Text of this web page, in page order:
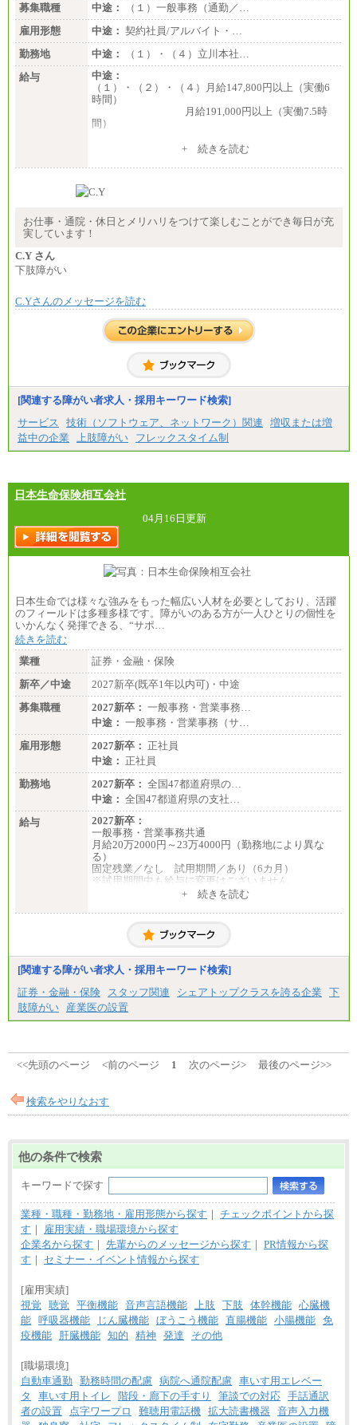
＜有期社員コース＞
■(株)JTBビジネストランスフォーム
有期契約職 月給185,000～195,000円
※詳細はJTBキャリアサイトよりご確認ください。
■(株)JTBパブリッシング ※2027年新卒募集終了
総合職 月給241,000円
中途：
①月給227,000円以上
②月給212,000円以上
③月給172,500円以上
⑤月給20万円～25万円
⑧～⑮月給200,000円〜月給400,000円
⑯月給185,000円以上
⑱月給212,000円以上
㉓月給224,500円以上
※全コース共通※ 能力・経験・勤務地などにより
異なります
※試用期間中も給与に変更はございません。
募集職種
中途：
（１）一般事務（通勤／…
雇用形態
中途： 契約社員/アルバイト・…
勤務地
中途：
（１）・（４）立川本社…
給与
中途：
（１）・（２）・（４）月給147,800円以上（実働6
時間）
月給191,000円以上（実働7.5時
間）
（３）月給191,000円以上（実働7.5時間）
（５）月給147,800円以上（実働6時間）
時給 1,226円（実働4.5時間）
間額換算額）
・退職金相当手当 37円
+ 続きを読む
お仕事・通院・休日とメリハリをつけて楽しむことができ毎日が充
実しています！
C.Y さん
下肢障がい
C.Yさんのメッセージを読む
[関連する障がい者求人・採用キーワード検索]
サービス
技術（ソフトウェア、ネットワーク）関連
増収または増
益中の企業
上肢障がい フレックスタイム制
日本生命保険相互会社
04月16日更新
日本生命では様々な強みをもった幅広い人材を必要としており、活躍
のフィールドは多種多様です。障がいのある方が一人ひとりの個性を
いかんなく発揮できる、“サポ…
続きを読む
業種
証券・金融・保険
新卒／中途
2027新卒(既卒1年以内可)・中途
募集職種
2027新卒： 一般事務・営業事務…
中途： 一般事務・営業事務（サ…
雇用形態
2027新卒： 正社員
中途： 正社員
勤務地
2027新卒： 全国47都道府県の…
中途： 全国47都道府県の支社…
給与
2027新卒：
一般事務・営業事務共通
月給20万2000円～23万4000円（勤務地により異な
る）
固定残業／なし 試用期間／あり（6カ月）
※試用期間中も給与に変更はございません
月給20万2000円～23万4000円（勤務地により異な
固定残業／なし 試用期間／あり（6か月）
+ 続きを読む
[関連する障がい者求人・採用キーワード検索]
証券・金融・保険
スタッフ関連 シェアトップクラスを誇る企業
下
肢障がい
産業医の設置
<<先頭のページ <前のページ 1 次のページ> 最後のページ>>
検索をやりなおす
他の条件で検索
キーワードで探す
業種・職種・勤務地・雇用形態から探す ｜ チェックポイントから探
す ｜
雇用実績・職場環境から探す
企業名から探す ｜ 先輩からのメッセージから探す ｜ PR情報から探
す ｜ セミナー・イベント情報から探す
[雇用実績]
視覚
聴覚 平衡機能 音声言語機能 上肢 下肢 体幹機能 心臓機
能 呼吸器機能 じん臓機能 ぼうこう機能 直腸機能 小腸機能 免
疫機能
肝臓機能 知的 精神 発達 その他
[職場環境]
自動車通勤
勤務時間の配慮 病院へ通院配慮 車いす用エレベー
タ
車いす用トイレ 階段・廊下の手すり 筆談での対応 手話通訳
者の設置
点字ワープロ 難聴用電話機 拡大読書機器
音声入力機